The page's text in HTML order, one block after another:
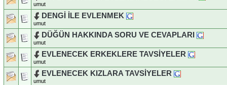
umut
DENGİ İLE EVLENMEK
umut
DÜĞÜN HAKKINDA SORU VE CEVAPLARI
umut
EVLENECEK ERKEKLERE TAVSİYELER
umut
EVLENECEK KIZLARA TAVSİYELER
umut